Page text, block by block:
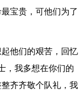
宝贵，可他们为了
他们的艰苦，回忆
，我多想在你们的
齐齐敬个队礼，我